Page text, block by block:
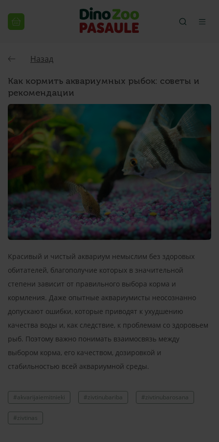
Назад
Как кормить аквариумных рыбок: советы и
рекомендации
Красивый и чистый аквариум немыслим без здоровых
обитателей, благополучие которых в значительной
степени зависит от правильного выбора корма и
кормления. Даже опытные аквариумисты неосознанно
допускают ошибки, которые приводят к ухудшению
качества воды и, как следствие, к проблемам со здоровьем
рыб. Поэтому важно понимать взаимосвязь между
выбором корма, его качеством, дозировкой и
стабильностью всей аквариумной среды.
#akvarijaiemitnieki #zivtinubariba #zivtinubarosana
#zivtinas